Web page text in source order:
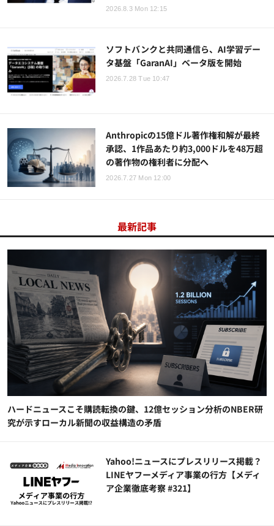
2026.8.3 Mon 12:15
ソフトバンクと共同通信ら、AI学習デー
タ基盤「GaranAI」ベータ版を開始
2026.7.28 Tue 10:47
Anthropicの15億ドル著作権和解が最終
承認、1作品あたり約3,000ドルを48万超
の著作物の権利者に分配へ
2026.7.27 Mon 12:00
最新記事
ハードニュースこそ購読転換の鍵、12億セッション分析のNBER研
究が示すローカル新聞の収益構造の矛盾
Yahoo!ニュースにプレスリリース掲載？
LINEヤフーメディア事業の行方【メディ
ア企業徹底考察 #321】